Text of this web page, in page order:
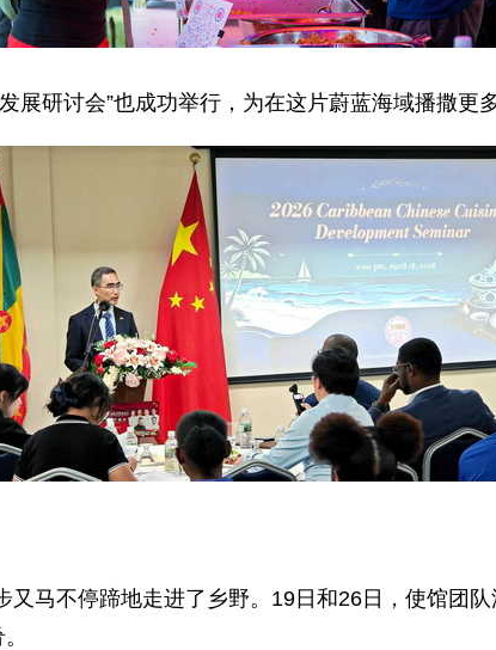
展研讨会”也成功举行，为在这片蔚蓝海域播撒更
又马不停蹄地走进了乡野。19日和26日，使馆团